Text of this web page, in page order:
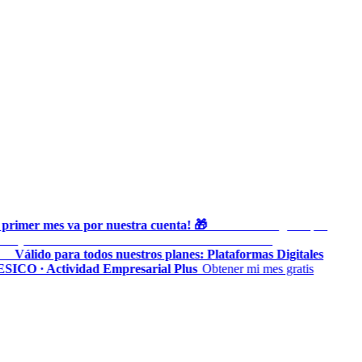
mes va por nuestra cuenta! 🎁◆Prueba Heru gratis por
Válido para todos nuestros planes: Plataformas Digitales
· Actividad Empresarial Plus◆Obtener mi mes gratis